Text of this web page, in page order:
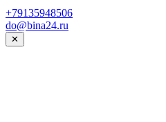
+79135948506
do@bina24.ru
✕